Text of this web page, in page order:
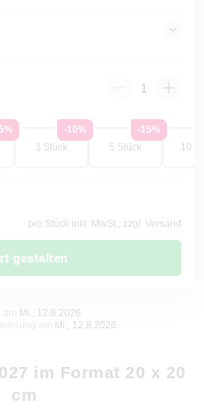
-10%
3 Stück
-15%
5 Stück
10
pro Stück inkl. MwSt., zzgl. Versand
gestalten
Mi., 12.8.2026
am
Mi., 12.8.2026
im Format 20 x 20
cm